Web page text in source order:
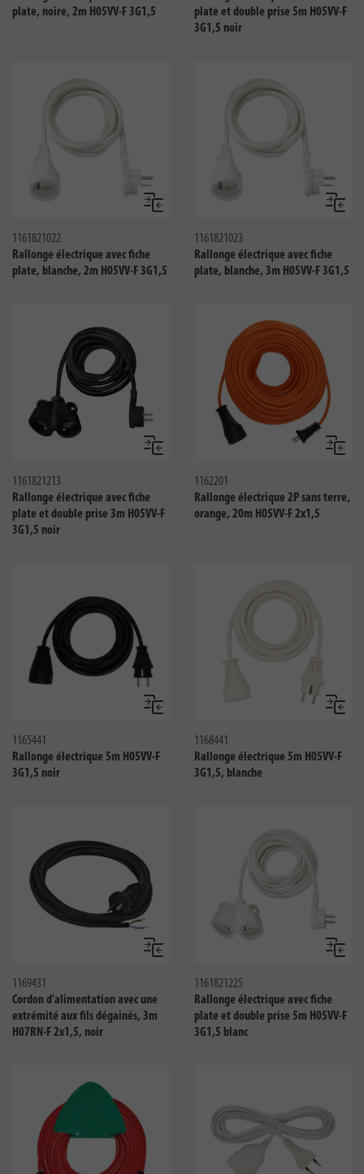
plate, noire, 2m H05VV-F 3G1,5
plate et double prise 5m H05VV-F
3G1,5 noir
Comparer
1161821022
Rallonge électrique avec fiche
plate, blanche, 2m H05VV-F 3G1,5
1161821023
Rallonge électrique avec fiche
plate, blanche, 3m H05VV-F 3G1,5
Comparer
1161821213
Rallonge électrique avec fiche
plate et double prise 3m H05VV-F
3G1,5 noir
1162201
Rallonge électrique 2P sans terre,
orange, 20m H05VV-F 2x1,5
Comparer
1165441
Rallonge électrique 5m H05VV-F
3G1,5 noir
1168441
Rallonge électrique 5m H05VV-F
3G1,5, blanche
Comparer
1169431
Cordon d'alimentation avec une
extrémité aux fils dégainés, 3m
H07RN-F 2x1,5, noir
1161821225
Rallonge électrique avec fiche
plate et double prise 5m H05VV-F
3G1,5 blanc